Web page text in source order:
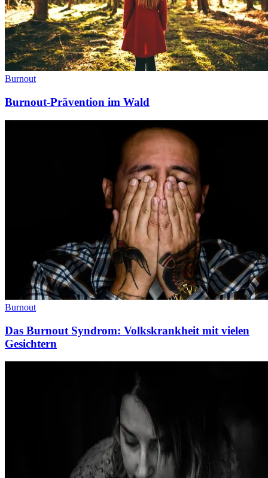
Burnout
Burnout-Prävention im Wald
Burnout
Das Burnout Syndrom: Volkskrankheit mit vielen
Gesichtern